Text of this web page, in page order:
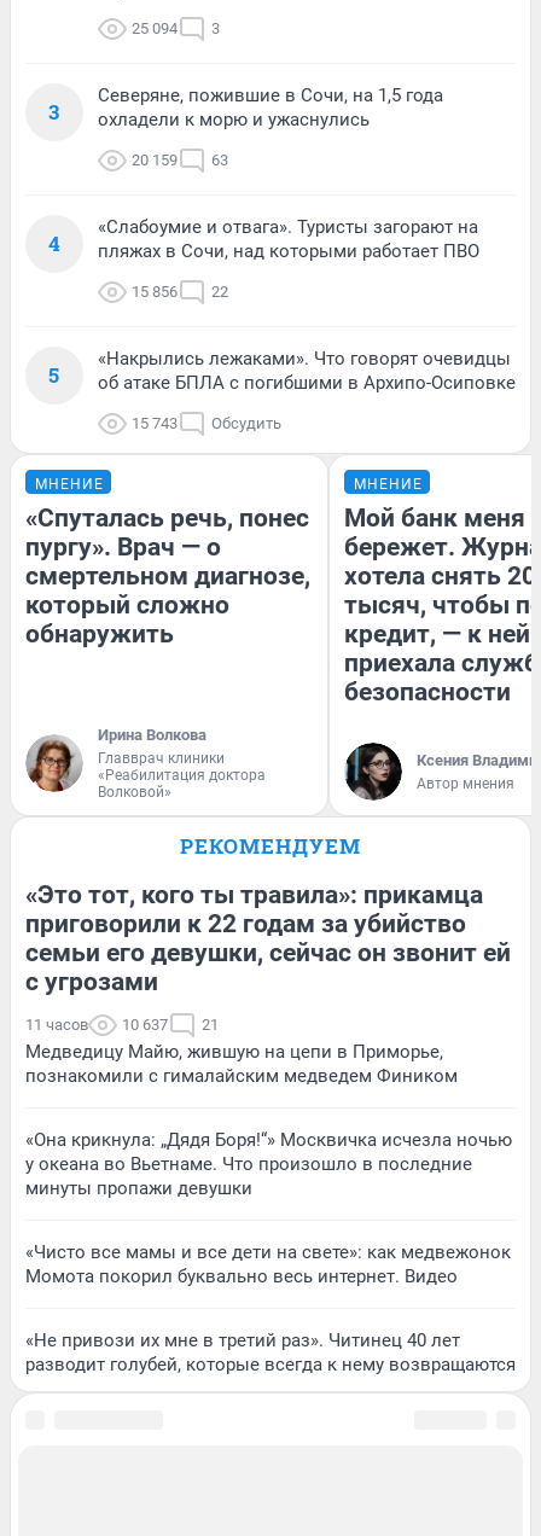
25 094 3
3
Северяне, пожившие в Сочи, на 1,5 года
охладели к морю и ужаснулись
20 159 63
4
«Слабоумие и отвага». Туристы загорают на
пляжах в Сочи, над которыми работает ПВО
15 856 22
5
«Накрылись лежаками». Что говорят очевидцы
об атаке БПЛА с погибшими в Архипо-Осиповке
15 743 Обсудить
МНЕНИЕ
«Спуталась речь, понес
пургу». Врач — о
смертельном диагнозе,
который сложно
обнаружить
Ирина Волкова
Главврач клиники
«Реабилитация доктора
Волковой»
МНЕНИЕ
Мой банк меня
бережет.
хотела снять
тысяч, чтобы
кредит, — к
приехала
безопасности
Ксения
Автор мнения
РЕКОМЕНДУЕМ
«Это тот, кого ты травила»: прикамца
приговорили к 22 годам за убийство
семьи его девушки, сейчас он звонит ей
с угрозами
11 часов 10 637 21
Медведицу Майю, жившую на цепи в Приморье,
познакомили с гималайским медведем Фиником
«Она крикнула: „Дядя Боря!“» Москвичка исчезла ночью
у океана во Вьетнаме. Что произошло в последние
минуты пропажи девушки
«Чисто все мамы и все дети на свете»: как медвежонок
Момота покорил буквально весь интернет. Видео
«Не привози их мне в третий раз». Читинец 40 лет
разводит голубей, которые всегда к нему возвращаются